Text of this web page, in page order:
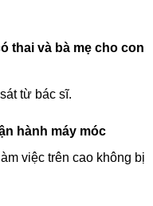
thai và bà mẹ cho con
từ bác sĩ.
hành máy móc
việc trên cao không bị